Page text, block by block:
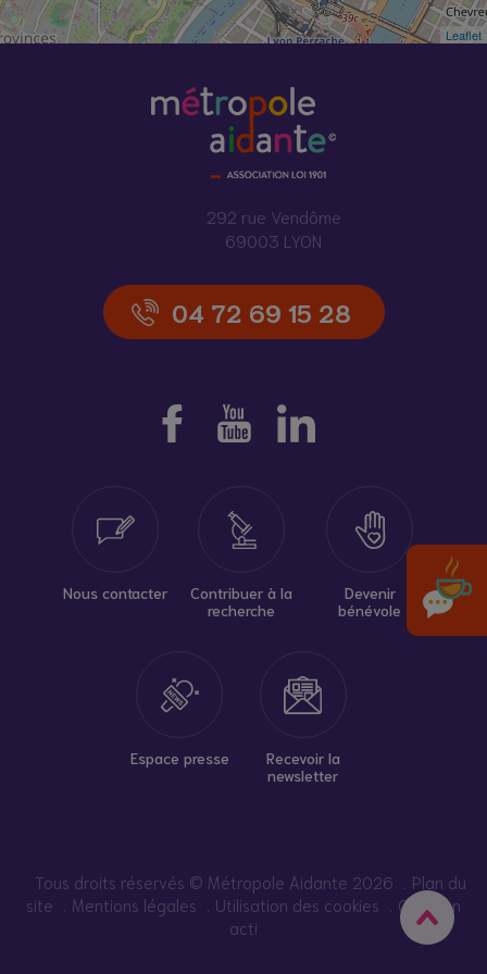
Leaflet
292 rue Vendôme
69003 LYON
04 72 69 15 28
Nous contacter
Contribuer à la
recherche
Devenir
bénévole
Espace presse
Recevoir la
newsletter
Tous droits réservés © Métropole Aidante 2026
Plan du
site
Mentions légales Utilisation des cookies
Création
acti